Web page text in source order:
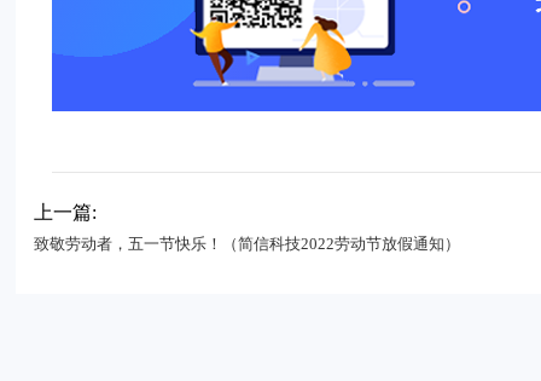
上一篇:
致敬劳动者，五一节快乐！（简信科技2022劳动节放假通知）